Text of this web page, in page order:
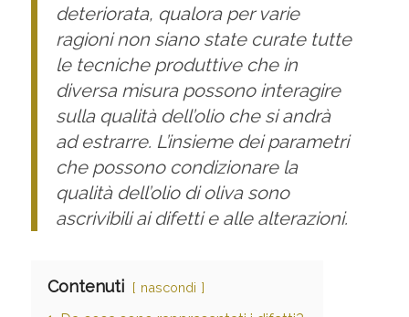
deteriorata, qualora per varie
ragioni non siano state curate tutte
le tecniche produttive che in
diversa misura possono interagire
sulla qualità dell’olio che si andrà
ad estrarre. L’insieme dei parametri
che possono condizionare la
qualità dell’olio di oliva sono
ascrivibili ai difetti e alle alterazioni.
Contenuti nascondi